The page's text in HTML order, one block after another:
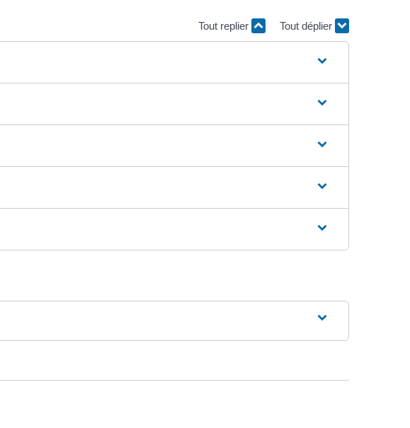
Tout replier Tout déplier